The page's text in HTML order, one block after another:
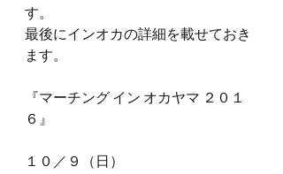
す。
最後にインオカの詳細を載せておき
ます。
『マーチング イン オカヤマ ２０１
６』
１０／９（日）